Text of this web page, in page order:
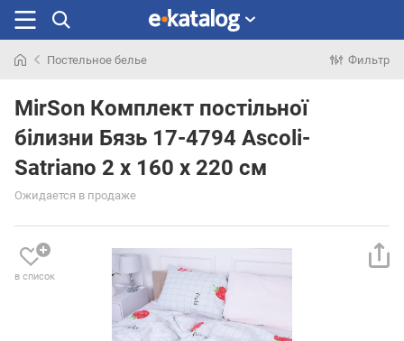
раньше
Постельное белье Фильтр
MirSon Комплект постільної
білизни Бязь 17-4794 Ascoli-
Satriano 2 x 160 x 220 см
Ожидается в продаже
в список